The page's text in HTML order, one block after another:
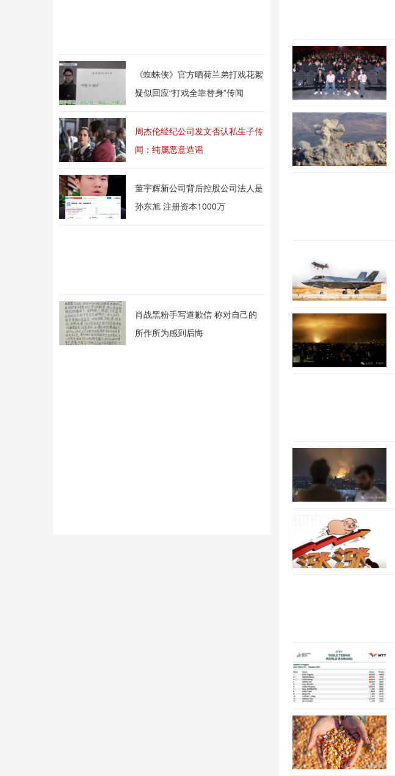
《蜘蛛侠》官方晒荷兰弟打戏花絮
疑似回应“打戏全靠替身”传闻
周杰伦经纪公司发文否认私生子传
闻：纯属恶意造谣
董宇辉新公司背后控股公司法人是
孙东旭 注册资本1000万
肖战黑粉手写道歉信 称对自己的
所作所为感到后悔